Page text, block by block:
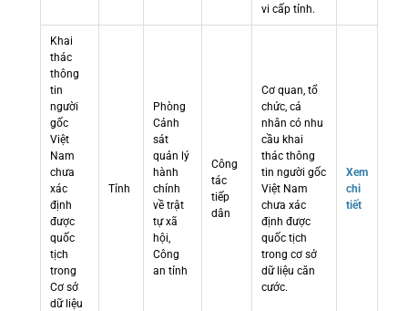
vi cấp tỉnh.
Khai
thác
thông
tin
người
gốc
Việt
Nam
chưa
xác
định
được
quốc
tịch
trong
Cơ sở
dữ liệu
Tỉnh
Phòng
Cảnh
sát
quản lý
hành
chính
về trật
tự xã
hội,
Công
an tỉnh
Công
tác
tiếp
dân
Cơ quan, tổ
chức, cá
nhân có nhu
cầu khai
thác thông
tin người gốc
Việt Nam
chưa xác
định được
quốc tịch
trong cơ sở
dữ liệu căn
cước.
Xem
chi
tiết